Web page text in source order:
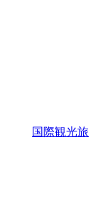
国際観光旅